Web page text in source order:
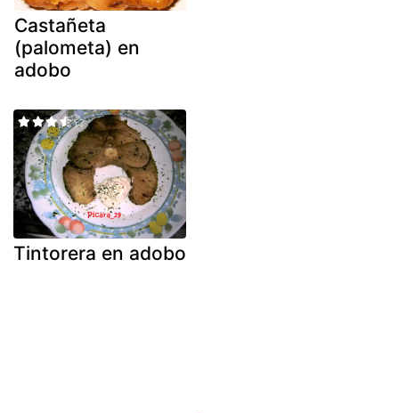
Castañeta
(palometa) en
adobo
Tintorera en adobo